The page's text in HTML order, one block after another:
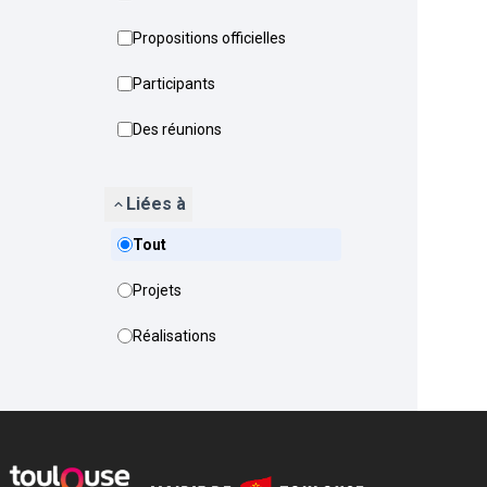
Propositions officielles
Participants
Des réunions
Liées à
Tout
Projets
Réalisations